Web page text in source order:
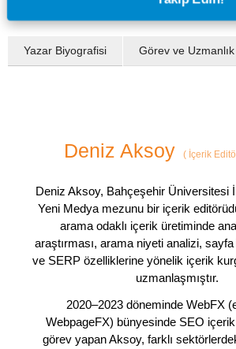
Yazar Biyografisi Görev ve Uzmanlık
Deniz Aksoy ( İçerik
Deniz Aksoy, Bahçeşehir Üniversitesi
Yeni Medya mezunu bir içerik
arama odaklı içerik üretiminde
araştırması, arama niyeti analizi,
ve SERP özelliklerine yönelik içerik
uzmanlaşmıştır.
2020–2023 döneminde WebFX
WebpageFX) bünyesinde SEO
görev yapan Aksoy, farklı